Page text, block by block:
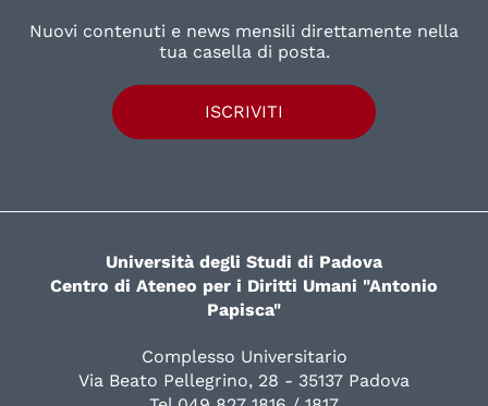
Nuovi contenuti e news mensili direttamente nella
tua casella di posta.
ISCRIVITI
Università degli Studi di Padova
Centro di Ateneo per i Diritti Umani "Antonio
Papisca"
Complesso Universitario
Via Beato Pellegrino, 28 - 35137 Padova